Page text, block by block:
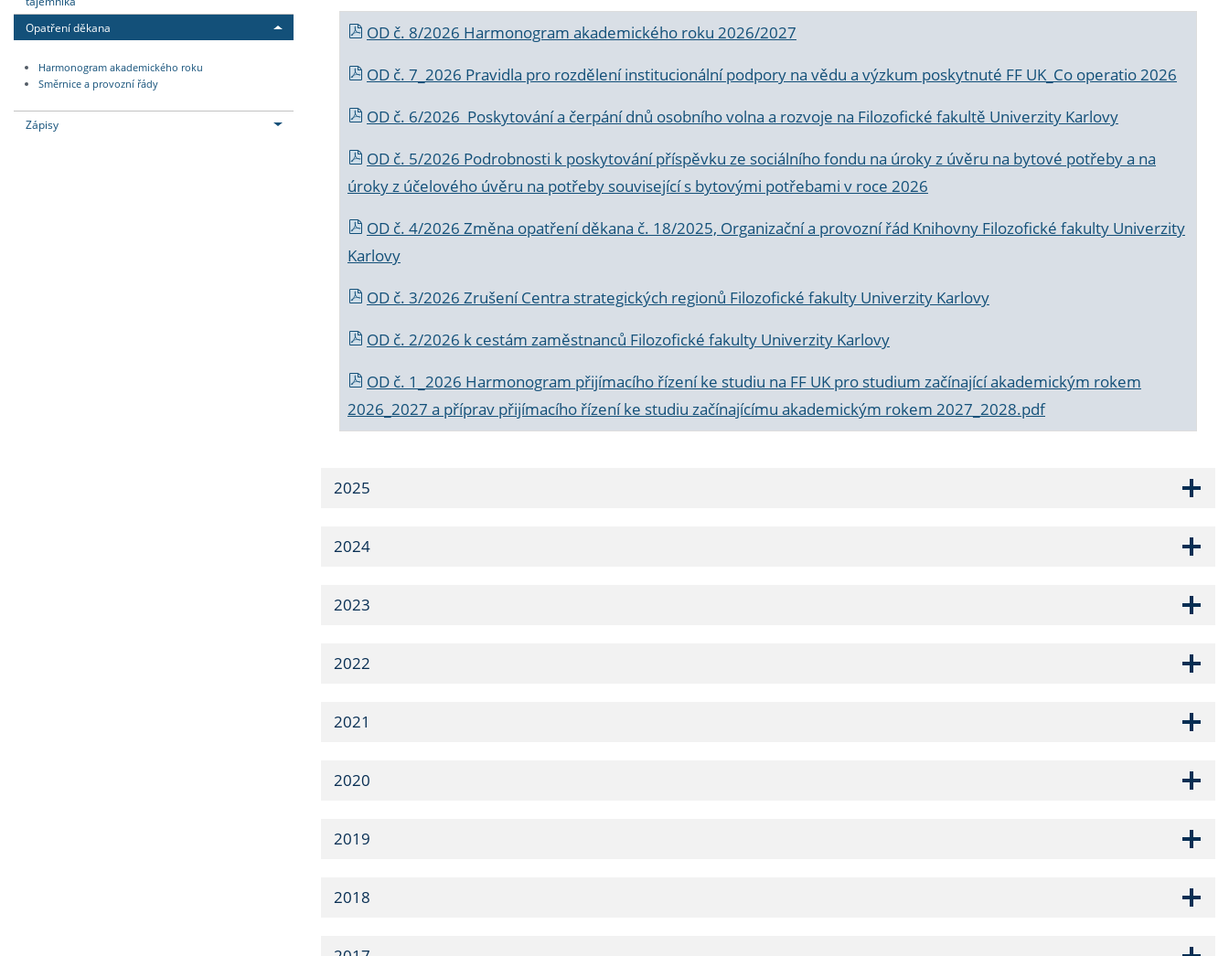
Opatření děkana
Harmonogram akademického roku
Směrnice a provozní řády
Zápisy
OD č. 8/2026 Harmonogram akademického roku 2026/2027
OD č. 7_2026 Pravidla pro rozdělení institucionální podpory na vědu a výzkum poskytnuté FF UK_Co operatio 2026
OD č. 6/2026 Poskytování a čerpání dnů osobního volna a rozvoje na Filozofické fakultě Univerzity Karlovy
OD č. 5/2026 Podrobnosti k poskytování příspěvku ze sociálního fondu na úroky z úvěru na bytové potřeby a na
úroky z účelového úvěru na potřeby související s bytovými potřebami v roce 2026
OD č. 4/2026 Změna opatření děkana č. 18/2025, Organizační a provozní řád Knihovny Filozofické fakulty Univerzity
Karlovy
OD č. 3/2026 Zrušení Centra strategických regionů Filozofické fakulty Univerzity Karlovy
OD č. 2/2026 k cestám zaměstnanců Filozofické fakulty Univerzity Karlovy
OD č. 1_2026 Harmonogram přijímacího řízení ke studiu na FF UK pro studium začínající akademickým rokem
2026_2027 a příprav přijímacího řízení ke studiu začínajícímu akademickým rokem 2027_2028.pdf
2025
2024
2023
2022
2021
2020
2019
2018